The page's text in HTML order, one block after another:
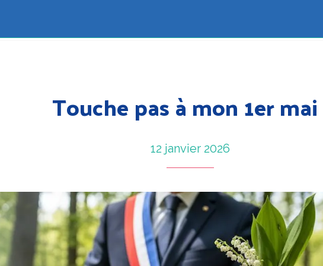
Touche pas à mon 1er
12 janvier 2026